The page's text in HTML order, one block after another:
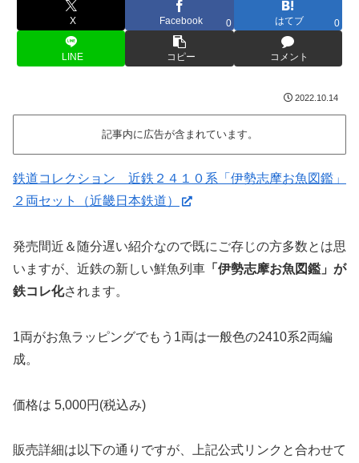
X Facebook 0 はてブ 0
LINE コピー コメント
2022.10.14
記事内に広告が含まれています。
鉄道コレクション 近鉄２４１０系「伊勢志摩お魚図鑑」
２両セット（近畿日本鉄道）
発売間近＆随分遅い紹介なので既にご存じの方多数とは思
いますが、近鉄の新しい鮮魚列車 「伊勢志摩お魚図鑑」が
鉄コレ化されます。
1両がお魚ラッピングでもう1両は一般色の2410系2両編
成。
価格は 5,000円(税込み)
販売詳細は以下の通りですが、上記公式リンクと合わせて